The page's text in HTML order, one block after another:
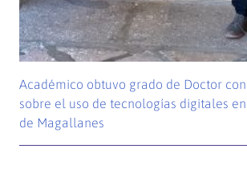
Académico obtuvo grado de Doctor
sobre el uso de tecnologías digitales
de Magallanes